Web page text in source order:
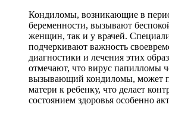
Кондиломы, возникающие в
беременности, вызывают
женщин, так и у врачей.
подчеркивают важность
диагностики и лечения этих
отмечают, что вирус папилломы
вызывающий кондиломы, может
матери к ребенку, что делает
состоянием здоровья особенно